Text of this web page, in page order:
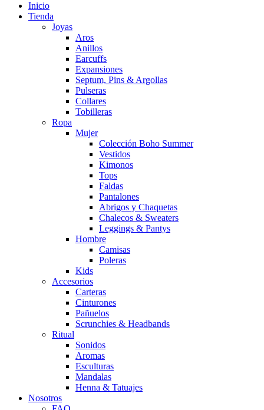
Inicio
Tienda
Joyas
Aros
Anillos
Earcuffs
Expansiones
Septum, Pins & Argollas
Pulseras
Collares
Tobilleras
Ropa
Mujer
Colección Boho Summer
Vestidos
Kimonos
Tops
Faldas
Pantalones
Abrigos y Chaquetas
Chalecos & Sweaters
Leggings & Pantys
Hombre
Camisas
Poleras
Kids
Accesorios
Carteras
Cinturones
Pañuelos
Scrunchies & Headbands
Ritual
Sonidos
Aromas
Esculturas
Mandalas
Henna & Tatuajes
Nosotros